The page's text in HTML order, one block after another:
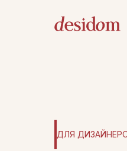
ДЛЯ